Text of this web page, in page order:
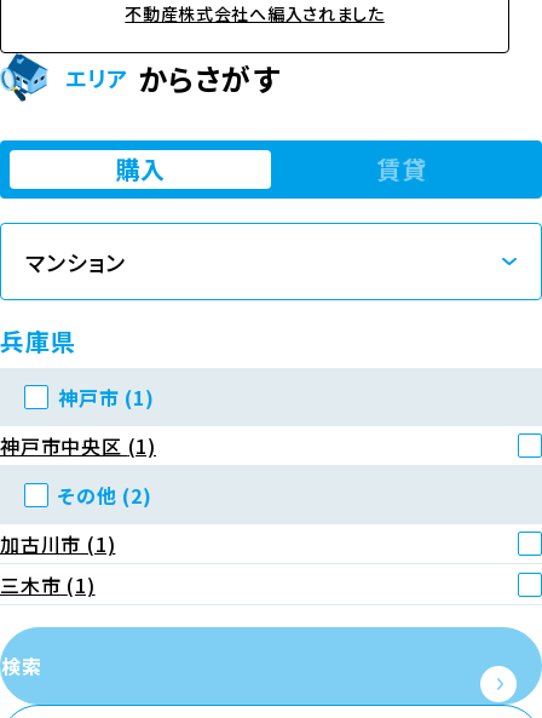
不動産株式会社へ編入されました
エリア からさがす
購入 賃貸
兵庫県
神戸市 (1)
神戸市中央区 (1)
その他 (2)
加古川市 (1)
三木市 (1)
検索